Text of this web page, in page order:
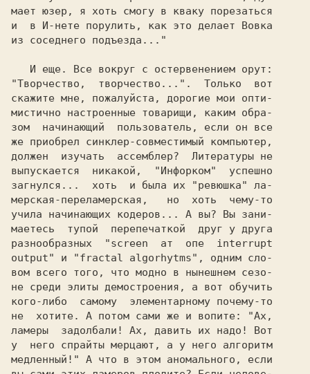
мает юзер, я хоть смогу в кваку порезаться
и  в И-нете порулить, как это делает Вовка
"Творчество,  творчество...". Только  вот
скажите мне, пожалуйста, дорогие мои опти-
мистично настроенные товарищи, каким обра-
зом  начинающий  пользователь, если он все
же приобрел синклер-совместимый компьютер,
должен  изучать ассемблер?
Литературы не
выпускается  никакой,
"Инфорком"
загнулся...
хоть  и была их "ревюшка" ла-
учила начинающих кодеров... А вы? Вы зани-
маетесь  тупой  перепечаткой  друг у друга
разнообразных
"screen  ат  опе  interrupt
output" и "fractal algorhytms", одним сло-
вом всего того, что модно в нынешнем сезо-
не среди элиты демостроения, а вот обучить
кого-либо  самому элементарному
не  хотите. А потом сами же и вопите: "Ах,
ламеры  задолбали! Ах, давить их надо! Вот
у  него спрайты мерцают, а у него алгоритм
медленный!" А что в этом аномального, если